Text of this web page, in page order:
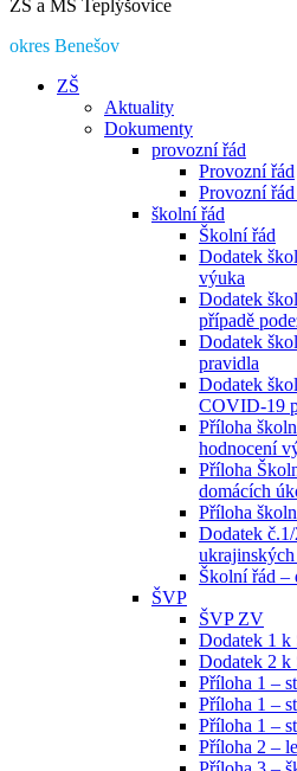
ZŠ a MŠ Teplýšovice
okres Benešov
ZŠ
Aktuality
Dokumenty
provozní řád
Provozní řád
Provozní
školní řád
Školní řád
Dodatek
výuka
Dodatek
případě
Dodatek
pravidla
Dodatek
COVID-19
Příloha
hodnocení
Příloha
domácích
Příloha
Dodatek
ukrajinských
Školní řád –
ŠVP
ŠVP ZV
Dodatek 1 k
Dodatek 2 k
Příloha 1 –
Příloha 1 –
Příloha 1 –
Příloha 2 –